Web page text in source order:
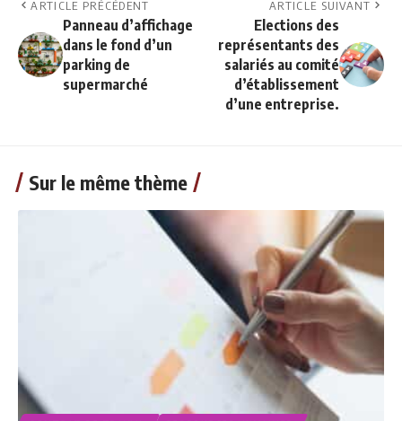
ARTICLE PRÉCÉDENT
Panneau d’affichage
dans le fond d’un
parking de
supermarché
ARTICLE SUIVANT
Elections des
représentants des
salariés au comité
d’établissement
d’une entreprise.
Sur le même thème